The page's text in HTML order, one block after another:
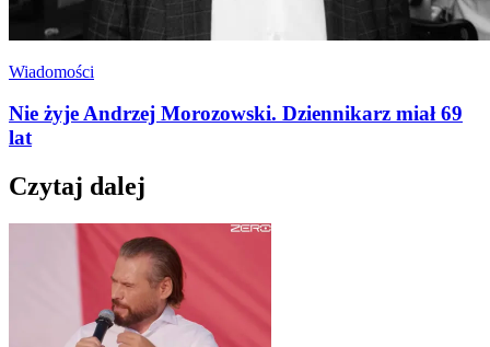
Wiadomości
Nie żyje Andrzej Morozowski. Dziennikarz miał 69
lat
Czytaj dalej